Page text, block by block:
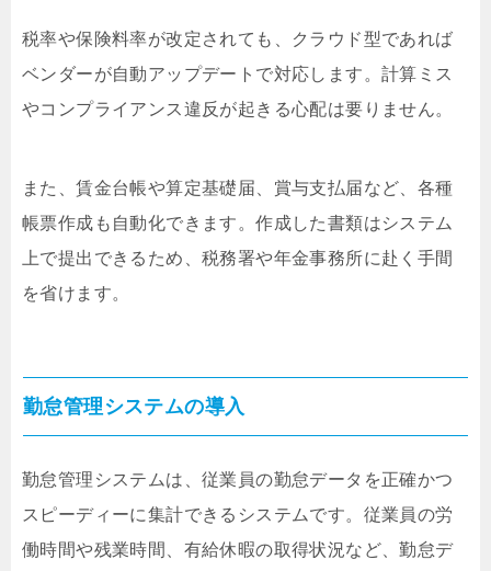
税率や保険料率が改定されても、クラウド型であれば
ベンダーが自動アップデートで対応します。計算ミス
やコンプライアンス違反が起きる心配は要りません。
また、賃金台帳や算定基礎届、賞与支払届など、各種
帳票作成も自動化できます。作成した書類はシステム
上で提出できるため、税務署や年金事務所に赴く手間
を省けます。
勤怠管理システムの導入
勤怠管理システムは、従業員の勤怠データを正確かつ
スピーディーに集計できるシステムです。従業員の労
働時間や残業時間、有給休暇の取得状況など、勤怠デ